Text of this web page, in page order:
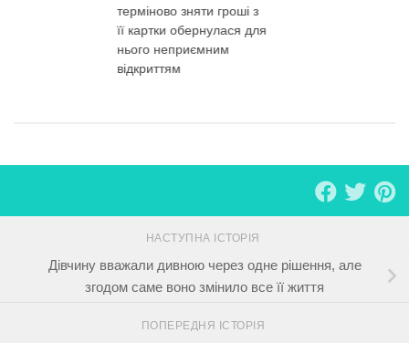
терміново зняти гроші з
її картки обернулася для
нього неприємним
відкриттям
НАСТУПНА ІСТОРІЯ
Дівчину вважали дивною через одне рішення, але
згодом саме воно змінило все її життя
ПОПЕРЕДНЯ ІСТОРІЯ